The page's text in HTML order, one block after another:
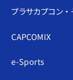
プラサカプコン ・
CAPCOMIX
e-Sports